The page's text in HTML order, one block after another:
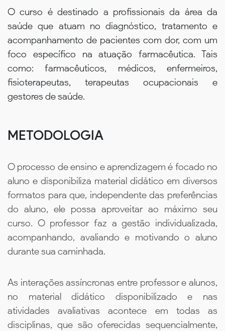
O curso é destinado a profissionais da área da
saúde que atuam no diagnóstico, tratamento e
acompanhamento de pacientes com dor, com um
foco específico na atuação farmacêutica. Tais
como: farmacêuticos, médicos, enfermeiros,
fisioterapeutas, terapeutas ocupacionais e
gestores de saúde.
METODOLOGIA
O processo de ensino e aprendizagem é focado no
aluno e disponibiliza material didático em diversos
formatos para que, independente das preferências
do aluno, ele possa aproveitar ao máximo seu
curso. O professor faz a gestão individualizada,
acompanhando, avaliando e motivando o aluno
durante sua caminhada.
As interações assíncronas entre professor e alunos,
no material didático disponibilizado e nas
atividades avaliativas acontece em todas as
disciplinas, que são oferecidas sequencialmente,